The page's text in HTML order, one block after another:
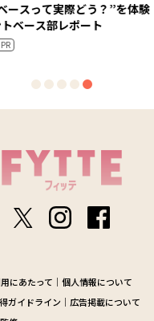
ースって実際どう？”を体験
ベース部レポート
PR
にあたって
個人情報について
ガイドライン
広告掲載について